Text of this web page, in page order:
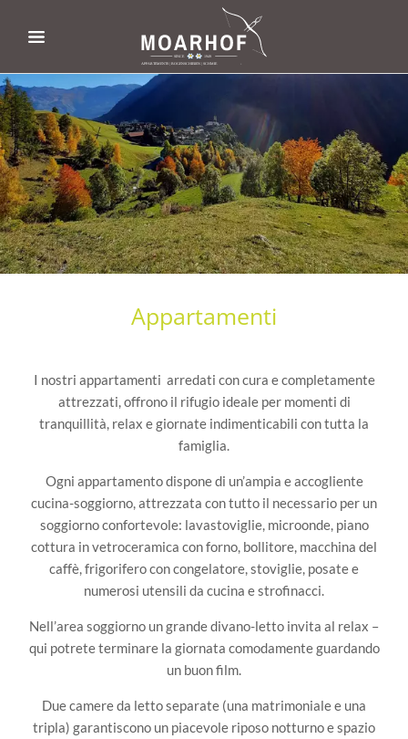
Appartamenti
I nostri appartamenti arredati con cura e completamente
attrezzati, offrono il rifugio ideale per momenti di
tranquillità, relax e giornate indimenticabili con tutta la
famiglia.
Ogni appartamento dispone di un’ampia e accogliente
cucina-soggiorno, attrezzata con tutto il necessario per un
soggiorno confortevole: lavastoviglie, microonde, piano
cottura in vetroceramica con forno, bollitore, macchina del
caffè, frigorifero con congelatore, stoviglie, posate e
numerosi utensili da cucina e strofinacci.
Nell’area soggiorno un grande divano-letto invita al relax –
qui potrete terminare la giornata comodamente guardando
un buon film.
Due camere da letto separate (una matrimoniale e una
tripla) garantiscono un piacevole riposo notturno e spazio